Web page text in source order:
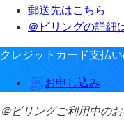
郵送先はこちら
＠ビリングの詳細
クレジットカード支払
お申し込み
＠ビリングご利用中の